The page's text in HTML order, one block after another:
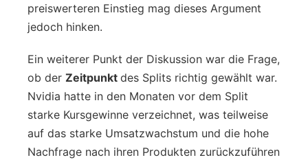
preiswerteren Einstieg mag dieses Argument
jedoch hinken.
Ein weiterer Punkt der Diskussion war die Frage,
ob der Zeitpunkt des Splits richtig gewählt war.
Nvidia hatte in den Monaten vor dem Split
starke Kursgewinne verzeichnet, was teilweise
auf das starke Umsatzwachstum und die hohe
Nachfrage nach ihren Produkten zurückzuführen